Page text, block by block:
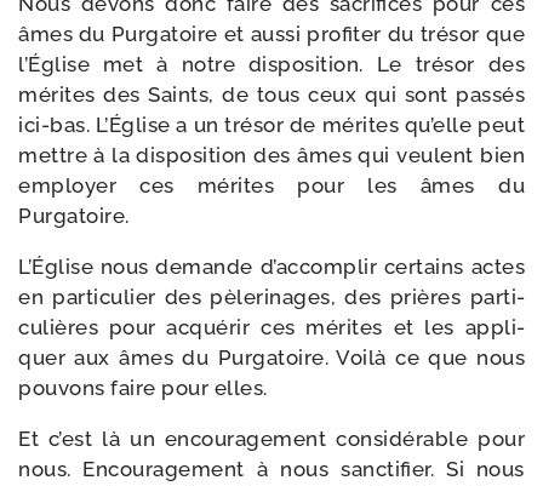
âmes du Purgatoire et aus­si pro­fi­ter du tré­sor que
l’Église met à notre dis­po­si­tion. Le tré­sor des
mérites des Saints, de tous ceux qui sont pas­sés
ici-​bas. L’Église a un tré­sor de mérites qu’elle peut
mettre à la dis­po­si­tion des âmes qui veulent bien
employer ces mérites pour les âmes du
Purgatoire.
L’Église nous demande d’accomplir cer­tains actes
en par­ti­cu­lier des pèle­ri­nages, des prières par­ti­
cu­lières pour acqué­rir ces mérites et les appli­
quer aux âmes du Purgatoire. Voilà ce que nous
pou­vons faire pour elles.
Et c’est là un encou­ra­ge­ment consi­dé­rable pour
nous. Encouragement à nous sanc­ti­fier. Si nous